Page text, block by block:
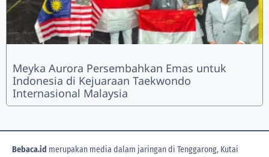
Meyka Aurora Persembahkan Emas untuk
Indonesia di Kejuaraan Taekwondo
Internasional Malaysia
Bebaca.id merupakan media dalam jaringan di Tenggarong, Kutai